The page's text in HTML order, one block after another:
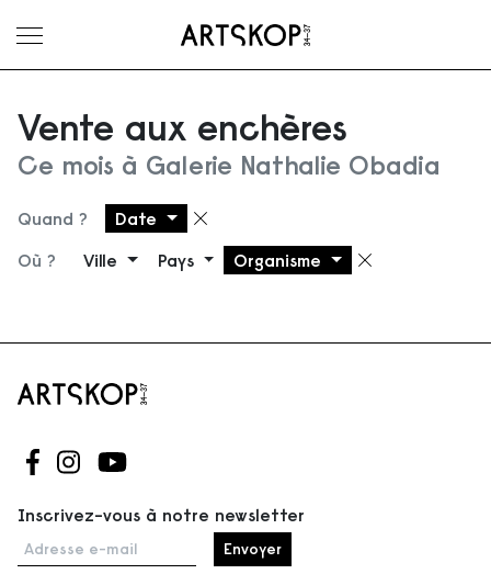
Ouvrir le menu
Vente aux enchères
Ce mois à Galerie Nathalie Obadia
Quand ? Date Supprimer le filtre
Où ? Ville Pays Organisme
Suivez-nous sur Facebook
Suivez-nous sur Instagram
Suivez-nous sur Youtube
Inscrivez-vous à notre newsletter
Adresse e-mail